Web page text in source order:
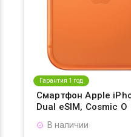
Гарантия 1 год
Смартфон Apple
Dual eSIM, Cosmic O
В наличии